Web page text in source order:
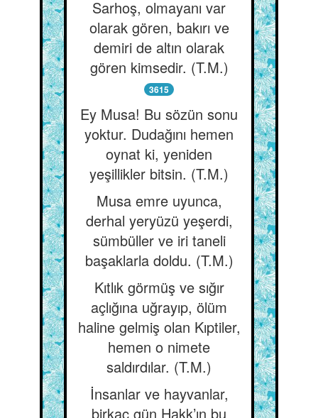
Sarhoş, olmayanı var
olarak gören, bakırı ve
demiri de altın olarak
gören kimsedir. (T.M.)
3615
Ey Musa! Bu sözün sonu
yoktur. Dudağını hemen
oynat ki, yeniden
yeşillikler bitsin. (T.M.)
Musa emre uyunca,
derhal yeryüzü yeşerdi,
sümbüller ve iri taneli
başaklarla doldu. (T.M.)
Kıtlık görmüş ve sığır
açlığına uğrayıp, ölüm
haline gelmiş olan Kıptiler,
hemen o nimete
saldırdılar. (T.M.)
İnsanlar ve hayvanlar,
birkaç gün Hakk’ın bu